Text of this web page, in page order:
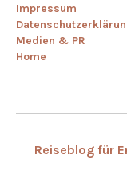
Impressum
Medien & PR
Home
Reiseblog für